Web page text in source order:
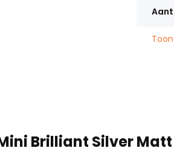
Brilliant Silver Matt